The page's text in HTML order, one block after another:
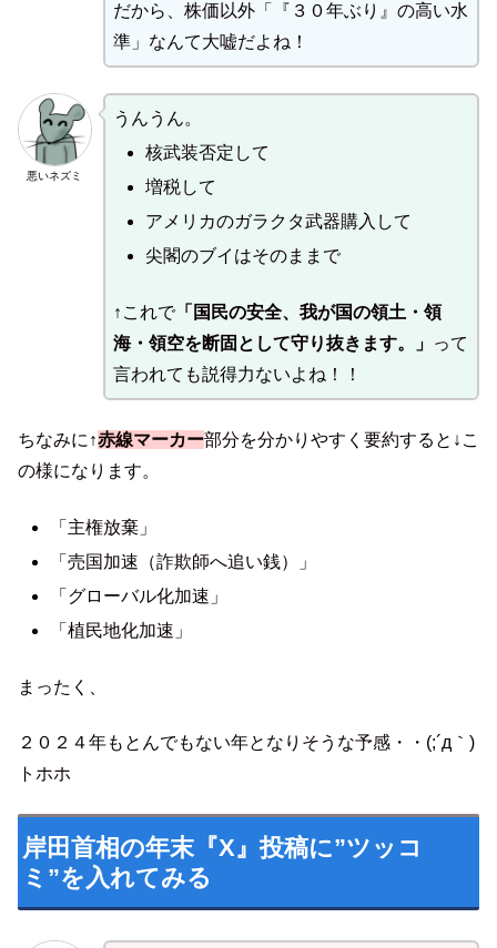
だから、株価以外「『３０年ぶり』の高い水
準」なんて大嘘だよね！
悪いネズミ
うんうん。
核武装否定して
増税して
アメリカのガラクタ武器購入して
尖閣のブイはそのままで
↑これで「国民の安全、我が国の領土・領
海・領空を断固として守り抜きます。」 って
言われても説得力ないよね！！
ちなみに↑赤線マーカー部分を分かりやすく要約すると↓こ
の様になります。
「主権放棄」
「売国加速（詐欺師へ追い銭）」
「グローバル化加速」
「植民地化加速」
まったく、
２０２４年もとんでもない年となりそうな予感・・(;´д｀)
トホホ
岸田首相の年末『X』投稿に”ツッコ
ミ”を入れてみる